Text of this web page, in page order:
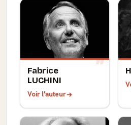
Fabrice
LUCHINI
Voir l'auteur